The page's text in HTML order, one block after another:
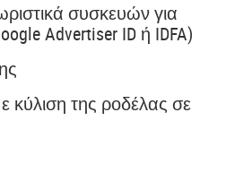
συσκευών για
Advertiser ID ή IDFA)
κύλιση της ροδέλας σε